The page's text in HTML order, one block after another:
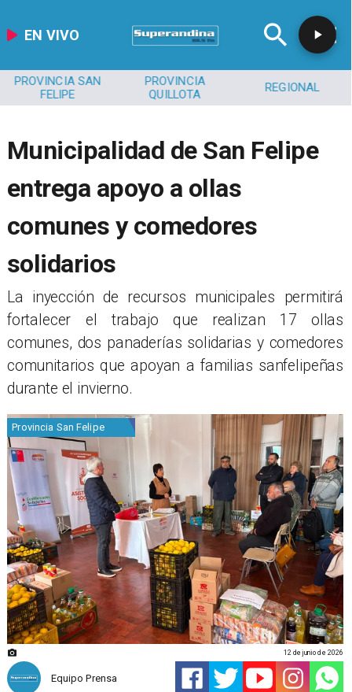
EN VIVO
PROVINCIA SAN
FELIPE
PROVINCIA
QUILLOTA
REGIONAL
​​Municipalidad de San Felipe
entrega apoyo a ollas
comunes y comedores
solidarios
La inyección de recursos municipales permitirá
fortalecer el trabajo que realizan 17 ollas
comunes, dos panaderías solidarias y comedores
comunitarios que apoyan a familias sanfelipeñas
durante el invierno.
Provincia San Felipe
Equipo Prensa
12 de junio de 2026